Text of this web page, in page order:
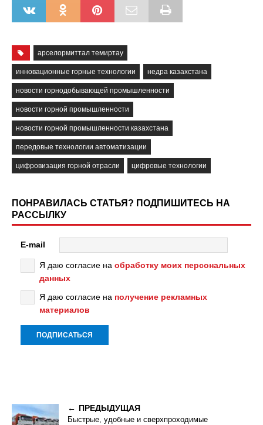
арселормиттал темиртау
инновационные горные технологии недра казахстана
новости горнодобывающей промышленности
новости горной промышленности
новости горной промышленности казахстана
передовые технологии автоматизации
цифровизация горной отрасли цифровые технологии
ПОНРАВИЛАСЬ СТАТЬЯ? ПОДПИШИТЕСЬ НА
РАССЫЛКУ
E-mail
Я даю согласие на обработку моих персональных
данных
Я даю согласие на получение рекламных
материалов
ПРЕДЫДУЩАЯ
Быстрые, удобные и сверхпроходимые